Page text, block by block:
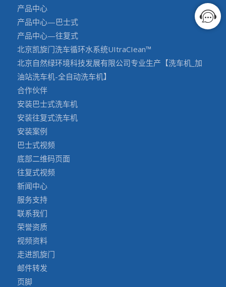
产品中心
产品中心—巴士式
产品中心—往复式
北京凯旋门洗车循环水系统UItraCIean™
北京自然绿环境科技发展有限公司专业生产【洗车机_加
油站洗车机-全自动洗车机】
合作伙伴
安装巴士式洗车机
安装往复式洗车机
安装案例
巴士式视频
底部二维码页面
往复式视频
新闻中心
服务支持
联系我们
荣誉资质
视频资料
走进凯旋门
邮件转发
页脚